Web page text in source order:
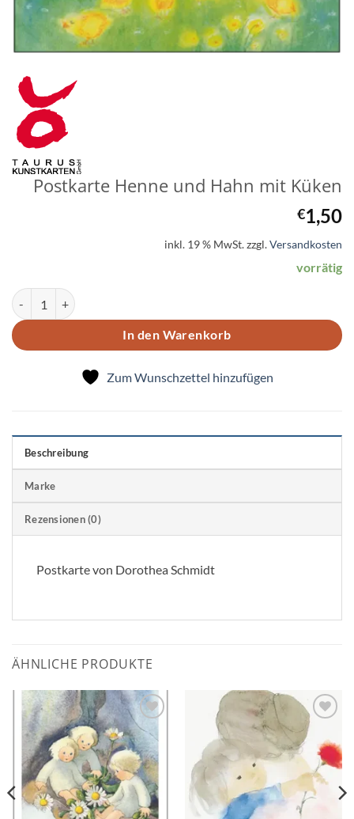
Postkarte Henne und Hahn mit Küken
€1,50
inkl. 19 % MwSt.zzgl.Versandkosten
vorrätig
Postkarte Henne und Hahn mit Küken Menge
In den Warenkorb
Zum Wunschzettel hinzufügen
Beschreibung
Marke
Rezensionen (0)
Postkarte von Dorothea Schmidt
ÄHNLICHE PRODUKTE
Zum
Wunschzettel
hinzufügen
Zum
Wunschzettel
hinzufügen